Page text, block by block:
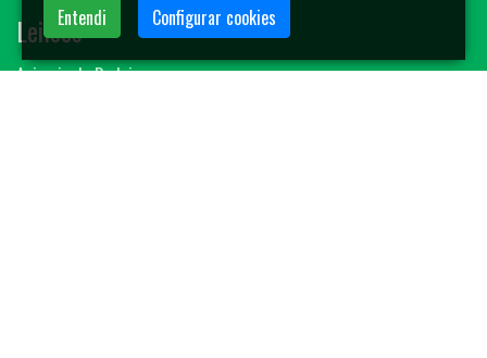
Leilões
Animais de Rodeio
Entendi
Configurar cookies